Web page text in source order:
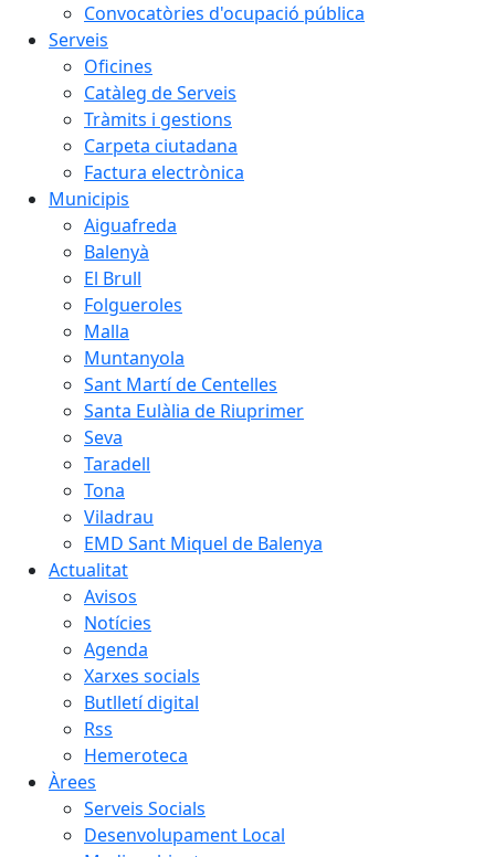
Convocatòries d'ocupació pública
Serveis
Oficines
Catàleg de Serveis
Tràmits i gestions
Carpeta ciutadana
Factura electrònica
Municipis
Aiguafreda
Balenyà
El Brull
Folgueroles
Malla
Muntanyola
Sant Martí de Centelles
Santa Eulàlia de Riuprimer
Seva
Taradell
Tona
Viladrau
EMD Sant Miquel de Balenya
Actualitat
Avisos
Notícies
Agenda
Xarxes socials
Butlletí digital
Rss
Hemeroteca
Àrees
Serveis Socials
Desenvolupament Local